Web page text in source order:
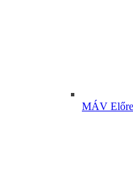
MÁV Előre